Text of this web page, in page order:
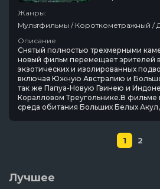
Жанры:
Мультфильмы / Короткометражный /
Описание
Снятый полностью трехмерными
новый фильм перемещает зрителей
экзотических и изолированных
включая Южную Австралию и
так же Папуа-Новую Гвинею и
Коралловом Треугольнике.В фильме
среда обитания Больших Белых
1 2
Лучшее